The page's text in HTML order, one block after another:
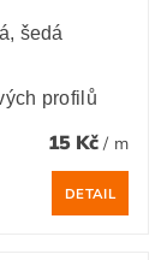
šedá
profilů
15 Kč/ m
DETAIL